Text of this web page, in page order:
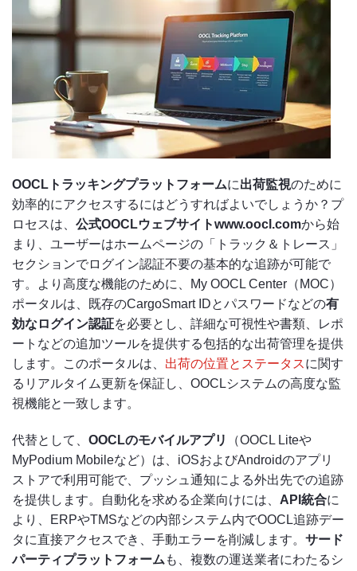
OOCLトラッキングプラットフォームに出荷監視のために
効率的にアクセスするにはどうすればよいでしょうか？プ
ロセスは、 公式OOCLウェブサイトwww.oocl.comから始
まり、ユーザーはホームページの「トラック＆トレース」
セクションでログイン認証不要の基本的な追跡が可能で
す。より高度な機能のために、My OOCL Center（MOC）
ポータルは、既存のCargoSmart IDとパスワードなどの有
効なログイン認証を必要とし、詳細な可視性や書類、レポ
ートなどの追加ツールを提供する包括的な出荷管理を提供
します。このポータルは、 出荷の位置とステータスに関す
るリアルタイム更新を保証し、OOCLシステムの高度な監
視機能と一致します。
代替として、 OOCLのモバイルアプリ
（OOCL Liteや
MyPodium Mobileなど）は、iOSおよびAndroidのアプリ
ストアで利用可能で、プッシュ通知による外出先での追跡
を提供します。自動化を求める企業向けには、 API統合に
より、ERPやTMSなどの内部システム内でOOCL追跡デー
タに直接アクセスでき、手動エラーを削減します。 サード
パーティプラットフォーム も、複数の運送業者にわたるシ